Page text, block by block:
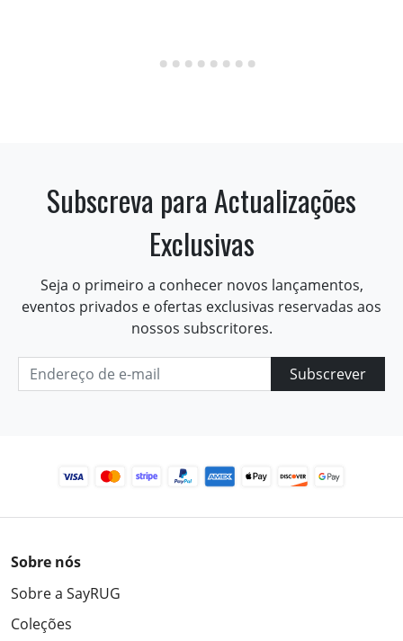
Subscreva para Actualizações
Exclusivas
Seja o primeiro a conhecer novos lançamentos,
eventos privados e ofertas exclusivas reservadas aos
nossos subscritores.
Subscrever
Sobre nós
Sobre a SayRUG
Coleções